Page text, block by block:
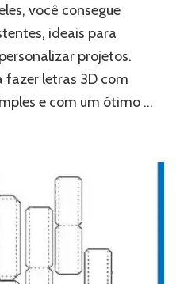
você consegue
ideais para
projetos.
fazer letras 3D com
e com um ótimo …